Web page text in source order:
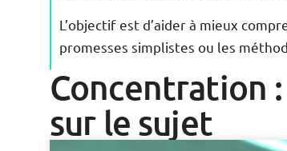
L’objectif est d’aider à mieux
promesses simplistes ou les
Concentration
sur le sujet